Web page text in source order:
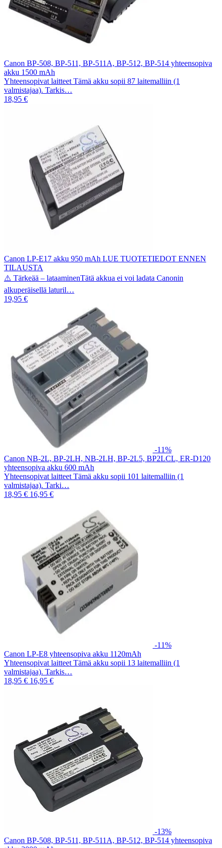
Canon BP-508, BP-511, BP-511A, BP-512, BP-514 yhteensopiva
akku 1500 mAh
Yhteensopivat laitteet Tämä akku sopii 87 laitemalliin (1
valmistajaa). Tarkis…
18,95 €
Canon LP-E17 akku 950 mAh LUE TUOTETIEDOT ENNEN
TILAUSTA
⚠️ Tärkeää – lataaminenTätä akkua ei voi ladata Canonin
alkuperäisellä laturil…
19,95 €
-11%
Canon NB-2L, BP-2LH, NB-2LH, BP-2L5, BP2LCL, ER-D120
yhteensopiva akku 600 mAh
Yhteensopivat laitteet Tämä akku sopii 101 laitemalliin (1
valmistajaa). Tarki…
18,95 € 16,95 €
-11%
Canon LP-E8 yhteensopiva akku 1120mAh
Yhteensopivat laitteet Tämä akku sopii 13 laitemalliin (1
valmistajaa). Tarkis…
18,95 € 16,95 €
-13%
Canon BP-508, BP-511, BP-511A, BP-512, BP-514 yhteensopiva